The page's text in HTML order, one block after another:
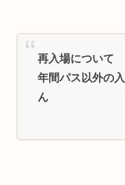
再入場について
年間パス以外の
ん